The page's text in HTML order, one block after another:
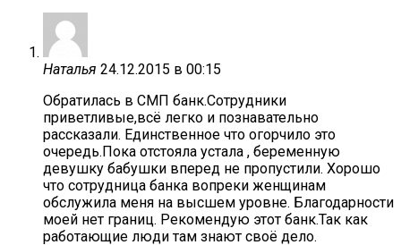
Наталья 24.12.2015 в 00:15
Обратилась в СМП банк.Сотрудники
приветливые,всё легко и познавательно
рассказали. Единственное что огорчило это
очередь.Пока отстояла устала , беременную
девушку бабушки вперед не пропустили. Хорошо
что сотрудница банка вопреки женщинам
обслужила меня на высшем уровне. Благодарности
моей нет границ. Рекомендую этот банк.Так как
работающие люди там знают своё дело.